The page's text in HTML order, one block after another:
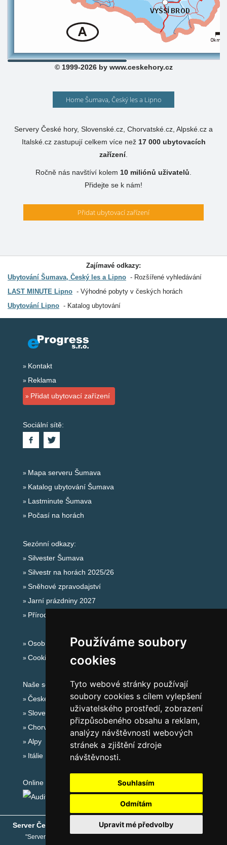
Používáme soubory
cookies
Tyto webové stránky používají
soubory cookies s cílem vylepšení
uživatelského prostředí, zobrazení
přizpůsobeného obsahu a reklam,
analýzy návštěvnosti webových
stránek a zjištění zdroje
návštěvnosti.
Souhlasím
Odmítám
Upravit mé předvolby
© 1999-2026 by www.ceskehory.cz
Home Šumava, Český les a Lipno
Servery České hory, Slovenské.cz, Chorvatské.cz, Alpské.cz a
Italské.cz zastupují celkem více než 17 000ubytovacích
zařízení.
Ročně nás navštíví kolem 10 miliónů uživatelů
Přidejte se k nám!
Přidat ubytovací zařízení
Zajímavé odkazy:
Ubytování Šumava, Český les a Lipno
Rozšířené vyhledávání
LAST MINUTE Lipno
Výhodné pobyty v českých horách
Ubytování Lipno
Katalog ubytování
Kontakt
Reklama
Přidat ubytovací zařízení
Sociální sítě:
Mapa serveru Šumava
Katalog ubytování Šumava
Lastminute Šumava
Počasí na horách
Sezónní odkazy:
Silvester Šumava
Silvestr na horách 2025/26
Sněhové zpravodajství
Jarní prázdniny 2027
Přírodní koupaliště
Osobní údaje
Cookies
Naše servery:
České hory
Slovenské hory
Chorvatsko
Alpy
Itálie
Online audit:
Server České hory ® - Copyright © 1999-2026 eProgress s.r.o.
"Server České hory" je registrovaná obchodní známka společnosti